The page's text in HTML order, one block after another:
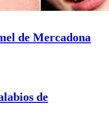
de Mercadona
de